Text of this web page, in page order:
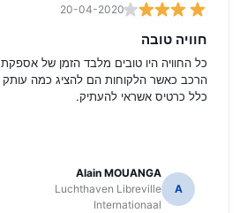
20-04-2020
חוויה טובה
כל החוויה היו טובים מלבד הזמן של אספקת
הרכב כאשר הלקוחות הם להציג כמה עותק
כלל כרטיס אשראי להעתיק.
A
Alain MOUANGA
Luchthaven Libreville
Internationaal